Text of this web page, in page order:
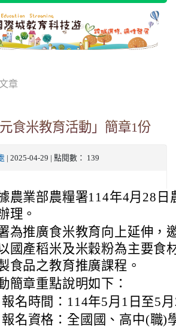
章
食米教育活動」簡章1份
| 2025-04-29 | 點閱數： 139
農業部農糧署114年4月28日
理。
為推廣食米教育向上延伸，
國產稻米及米穀粉為主要食
食品之教育推廣課程。
簡章重點說明如下：
報名時間：114年5月1日至5
報名資格：全國國、高中(職)